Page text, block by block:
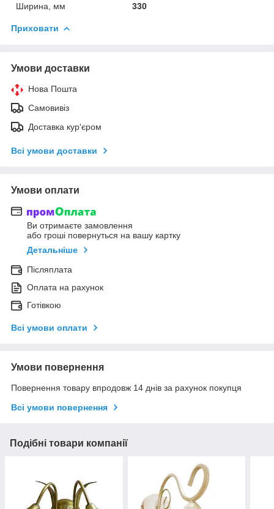
Ширина, мм
330
Приховати
Умови доставки
Нова Пошта
Самовивіз
Доставка кур'єром
Всі умови доставки
Умови оплати
Ви отримаєте замовлення
або гроші повернуться на вашу картку
Детальніше
Післяплата
Оплата на рахунок
Готівкою
Всі умови оплати
Умови повернення
Повернення товару впродовж 14 днів за рахунок покупця
Всі умови повернення
Подібні товари компанії